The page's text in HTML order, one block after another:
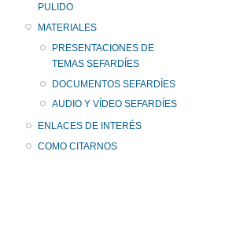
PULIDO
MATERIALES
PRESENTACIONES DE
TEMAS SEFARDÍES
DOCUMENTOS SEFARDÍES
AUDIO Y VÍDEO SEFARDÍES
ENLACES DE INTERÉS
COMO CITARNOS